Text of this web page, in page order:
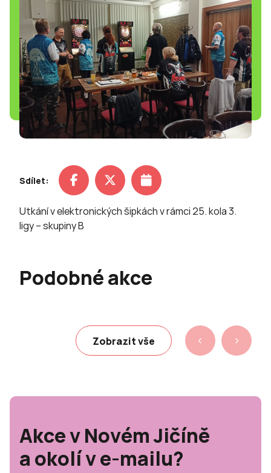
Sdílet:
Utkání v elektronických šipkách v rámci 25. kola 3.
ligy – skupiny B
Podobné akce
Zobrazit vše
Akce v Novém Jičíně
a okolí v e-mailu?